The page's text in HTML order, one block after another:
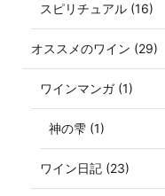
スピリチュアル (16)
オススメのワイン (29)
ワインマンガ (1)
神の雫 (1)
ワイン日記 (23)